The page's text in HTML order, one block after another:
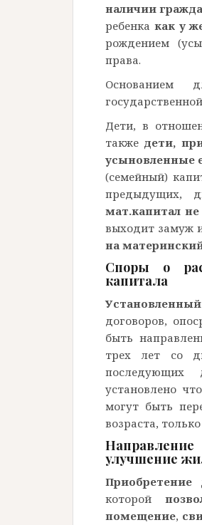
наличии
ребенка как у
рождением
права.
Основанием
Дети, в
также дети,
усыновленные
(семейный)
предыдущих,
мат.капитал
выходит замуж
на
Споры о
капитала
договоров,
быть
трех лет со
последующих
установлено
могут быть
возраста,
улучшение
Приобретение
которой
помещение,